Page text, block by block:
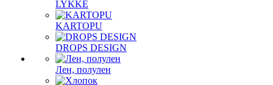
LYKKE
KАRTOPU
DROPS DЕSIGN
Лен, полулен